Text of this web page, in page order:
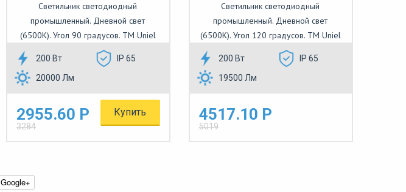
Светильник светодиодный
промышленный. Дневной свет
(6500K). Угол 90 градусов. TM Uniel
200 Вт
IP 65
20000 Лм
2955.60 Р
3284
Купить
Светильник светодиодный
промышленный. Дневной свет
(6500K). Угол 120 градусов. TM Uniel
200 Вт
IP 65
19500 Лм
4517.10 Р
5019
Google+